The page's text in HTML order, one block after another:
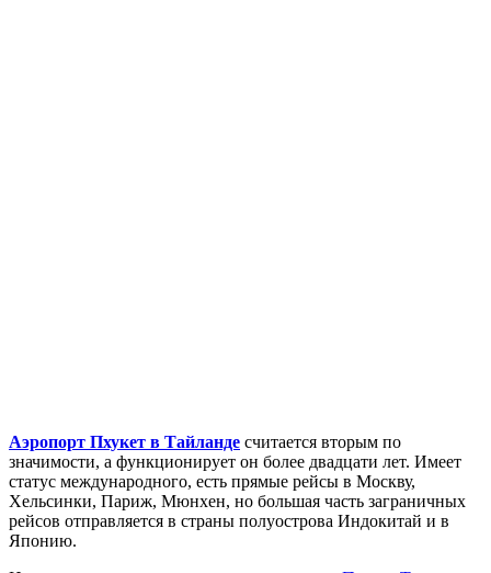
Аэропорт Пхукет в Тайланде считается вторым по
значимости, а функционирует он более двадцати лет. Имеет
статус международного, есть прямые рейсы в Москву,
Хельсинки, Париж, Мюнхен, но большая часть заграничных
рейсов отправляется в страны полуострова Индокитай и в
Японию.